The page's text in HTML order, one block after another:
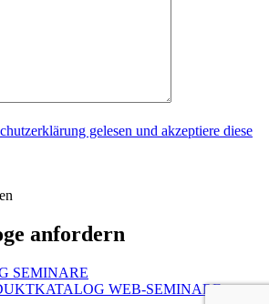
gelesen und akzeptiere diese
anfordern
SEMINARE
WEB-SEMINARE